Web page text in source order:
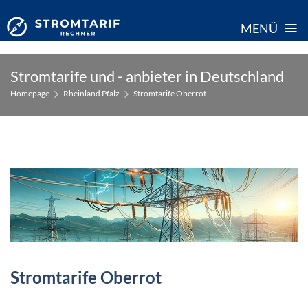
MENÜ ≡
content
Stromtarife und - anbieter in Deutschland
Homepage Rheinland Pfalz Stromtarife Oberrot
Stromtarife Oberrot